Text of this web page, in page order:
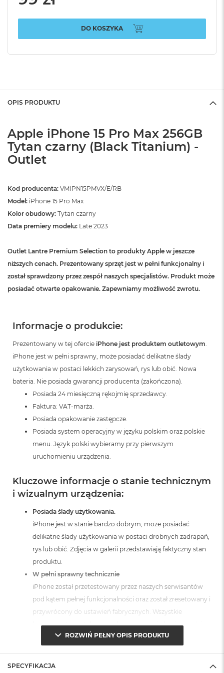
DO KOSZYKA
OPIS PRODUKTU
Apple iPhone 15 Pro Max 256GB
Tytan czarny (Black Titanium) -
Outlet
Kod producenta: VMIPN15PMVX/E/RB
Model: iPhone 15 Pro Max
Kolor obudowy: Tytan czarny
Data premiery modelu: Late 2023
Outlet Lantre Premium Selection to produkty Apple w jeszcze
niższych cenach. Prezentowany sprzęt jest w pełni funkcjonalny i
został sprawdzony przez zespół naszych specjalistów. Produkt może
posiadać otwarte opakowanie. Zapewniamy możliwość zwrotu.
Informacje o produkcie:
Prezentowany w tej ofercie iPhone jest produktem outletowym
iPhone jest w pełni sprawny, może posiadać delikatne ślady
użytkowania w postaci lekkich zarysowań, rys lub obić. Nowa
bateria. Nie posiada gwarancji producenta (zakończona).
Posiada 24 miesięczną rękojmię sprzedawcy.
Faktura: VAT-marża.
Posiada opakowanie zastępcze.
Posiada system operacyjny w języku polskim oraz polskie
menu. Język polski wybieramy przy pierwszym
uruchomieniu urządzenia.
Kluczowe informacje o stanie technicznym
i wizualnym urządzenia:
Posiada ślady użytkowania.
iPhone jest w stanie bardzo dobrym, może posiadać
delikatne ślady użytkowania w postaci drobnych zadrapań,
rys lub obić. Zdjęcia w galerii przedstawiają faktyczny stan
produktu.
W pełni sprawny technicznie
iPhone został przetestowany przez naszych serwisantów
pod kątem pełnej funkcjonalności oraz został zresetowany i
przywrócony do ustawień fabrycznych. Wszystkie
komponenty zostały sprawdzone, a w razie konieczności
naprawione lub wymienione przez naszych specjalistów.
ROZWIŃ PEŁNY OPIS PRODUKTU
SPECYFIKACJA